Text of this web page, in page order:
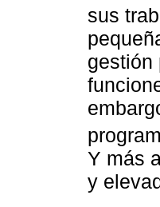
sus
gestión
Y más
y